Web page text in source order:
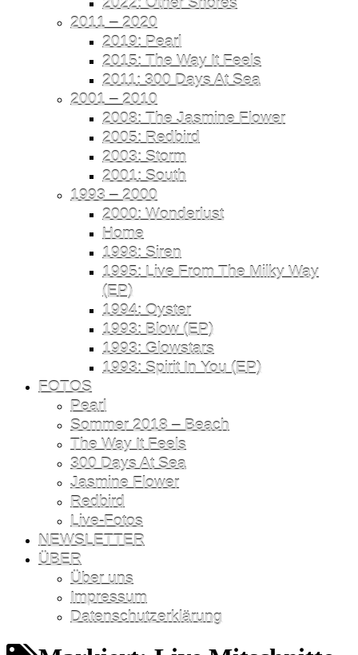
2011 – 2020
2019: Pearl
2015: The Way It Feels
2011: 300 Days At Sea
2001 – 2010
2008: The Jasmine Flower
2005: Redbird
2003: Storm
2001: South
1993 – 2000
2000: Wonderlust
Home
1998: Siren
1995: Live From The Milky Way
(EP)
1994: Oyster
1993: Blow (EP)
1993: Glowstars
1993: Spirit In You (EP)
FOTOS
Pearl
Sommer 2018 – Beach
The Way It Feels
300 Days At Sea
Jasmine Flower
Redbird
Live-Fotos
NEWSLETTER
ÜBER
Über uns
Impressum
Datenschutzerklärung